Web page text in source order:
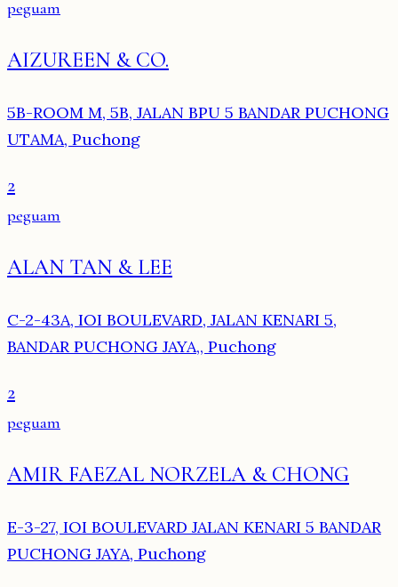
peguam
AIZUREEN & CO.
5B-ROOM M, 5B, JALAN BPU 5 BANDAR PUCHONG
UTAMA, Puchong
2
peguam
ALAN TAN & LEE
C-2-43A, IOI BOULEVARD, JALAN KENARI 5,
BANDAR PUCHONG JAYA,, Puchong
2
peguam
AMIR FAEZAL NORZELA & CHONG
E-3-27, IOI BOULEVARD JALAN KENARI 5 BANDAR
PUCHONG JAYA, Puchong